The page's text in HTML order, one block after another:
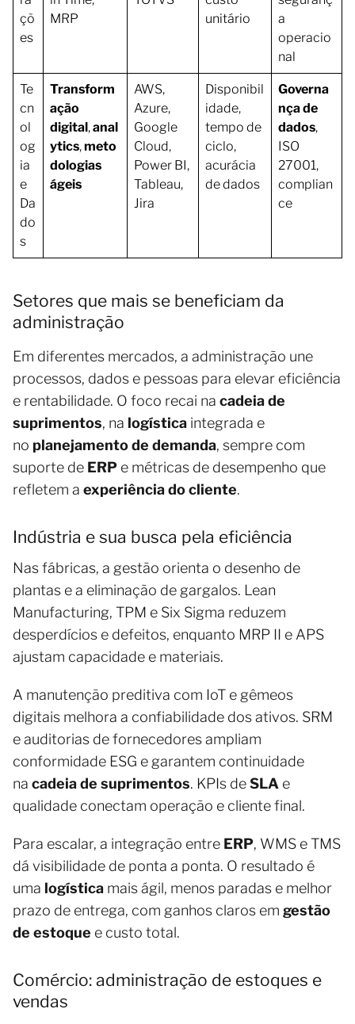
çõ
es
MRP
unitário
a
operacio
nal
Te
cn
ol
og
ia
e
Da
do
s
Transform
ação
digital,anal
ytics,meto
dologias
ágeis
AWS,
Azure,
Google
Cloud,
Power BI,
Tableau,
Jira
Disponibil
idade,
tempo de
ciclo,
acurácia
de dados
Governa
nça de
dados,
ISO
27001,
complian
ce
Setores que mais se beneficiam da
administração
Em diferentes mercados, a administração une
processos, dados e pessoas para elevar eficiência
e rentabilidade. O foco recai na cadeia de
suprimentos, na logística integrada e
no planejamento de demanda, sempre com
suporte de ERP e métricas de desempenho que
refletem a experiência do cliente.
Indústria e sua busca pela eficiência
Nas fábricas, a gestão orienta o desenho de
plantas e a eliminação de gargalos. Lean
Manufacturing, TPM e Six Sigma reduzem
desperdícios e defeitos, enquanto MRP II e APS
ajustam capacidade e materiais.
A manutenção preditiva com IoT e gêmeos
digitais melhora a confiabilidade dos ativos. SRM
e auditorias de fornecedores ampliam
conformidade ESG e garantem continuidade
na cadeia de suprimentos. KPIs deSLA e
qualidade conectam operação e cliente final.
Para escalar, a integração entre ERP, WMS e TMS
dá visibilidade de ponta a ponta. O resultado é
uma logística mais ágil, menos paradas e melhor
prazo de entrega, com ganhos claros em gestão
de estoque e custo total.
Comércio: administração de estoques e
vendas